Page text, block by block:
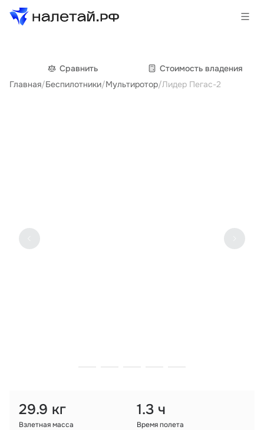
Товары
Услуги
Государственные программы
Партнеры
Сравнить
Cтоимость владения
Главная/Беспилотники/Мультиротор/Лидер Пегас-2
29.9 кг
Взлетная масса
1.3 ч
Время полета